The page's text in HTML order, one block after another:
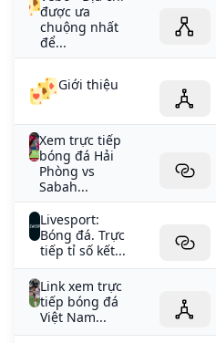
được ưa
chuộng nhất
để...
Giới thiệu
Xem trực tiếp
bóng đá Hải
Phòng vs
Sabah...
Livesport:
Bóng đá. Trực
tiếp tỉ số kết...
Link xem trực
tiếp bóng đá
Việt Nam...